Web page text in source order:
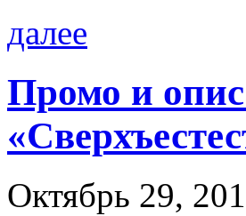
далее
Промо и
Октябрь 29,